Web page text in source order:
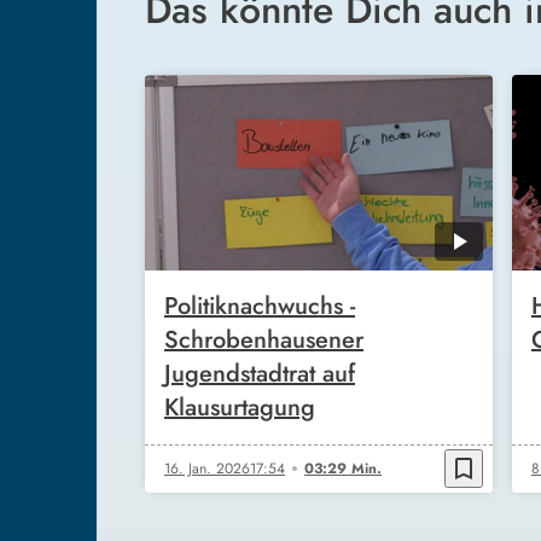
Politiknachwuchs -
Schrobenhausener
Jugendstadtrat auf
Klausurtagung
16. Jan. 202617:54 03:29 Min. bookmark_border